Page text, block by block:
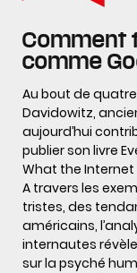
Comment
comme
Au bout de
Davidowitz,
aujourd’hui
publier son livre
What the Internet
A travers les
tristes, des
américains,
internautes
sur la psyché